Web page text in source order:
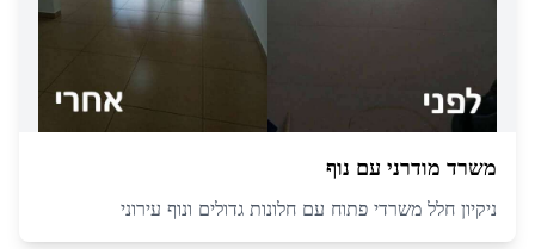
משרד מודרני עם נוף
ניקיון חלל משרדי פתוח עם חלונות גדולים ונוף עירוני